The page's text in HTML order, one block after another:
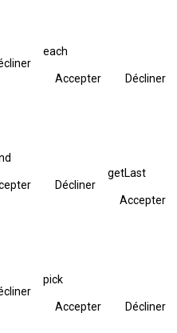
each
Accepter Décliner
Décliner
getLast
Accepter
pick
Accepter Décliner